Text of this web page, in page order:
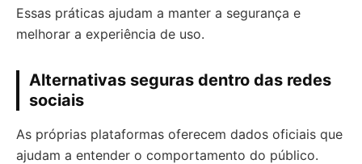
Essas práticas ajudam a manter a segurança e
melhorar a experiência de uso.
Alternativas seguras dentro das redes
sociais
As próprias plataformas oferecem dados oficiais que
ajudam a entender o comportamento do público.